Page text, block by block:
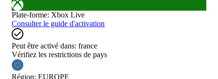
Plate-forme: Xbox Live
Consulter le guide d'activation
Peut être activé dans: france
Vérifiez les restrictions de pays
Région: EUROPE